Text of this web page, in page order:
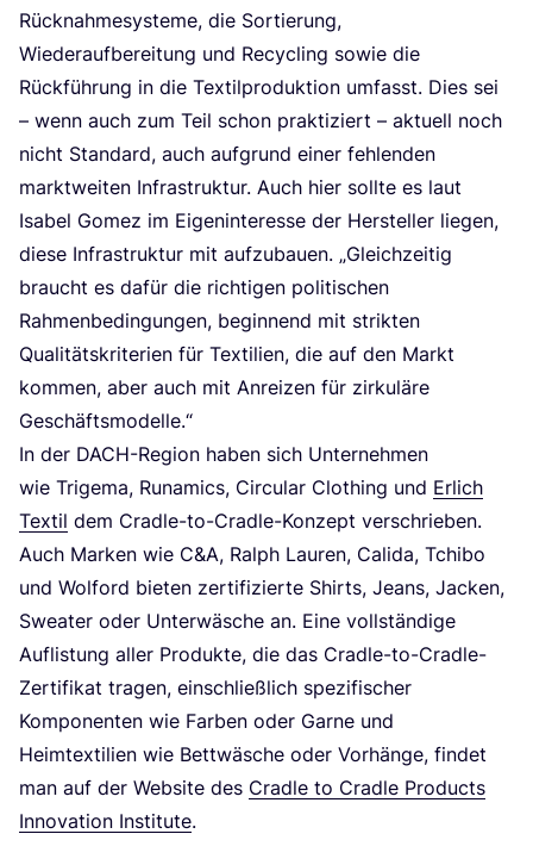
Rück­nah­me­sys­te­me, die Sor­tie­rung,
Wie­der­auf­be­rei­tung und Recy­cling sowie die
Rück­füh­rung in die Tex­til­pro­duk­ti­on umfasst. Dies sei
– wenn auch zum Teil schon prak­ti­ziert – aktu­ell noch
nicht Stan­dard, auch auf­grund einer feh­len­den
markt­wei­ten Infra­struk­tur. Auch hier soll­te es laut
Isa­bel Gomez im Eigen­in­ter­es­se der Her­stel­ler lie­gen,
die­se Infra­struk­tur mit auf­zu­bau­en. „Gleich­zei­tig
braucht es dafür die rich­ti­gen poli­ti­schen
Rah­men­be­din­gun­gen, begin­nend mit strik­ten
Qua­li­täts­kri­te­ri­en für Tex­ti­li­en, die auf den Markt
kom­men, aber auch mit Anrei­zen für zir­ku­lä­re
Geschäftsmodelle.“
In der DACH-Regi­on haben sich Unter­neh­men
wie Tri­gema, Runa­mics, Cir­cu­lar Clot­hing und Erlich
Tex­til dem Crad­le-to-Crad­le-Kon­zept ver­schrie­ben.
Auch Mar­ken wie C&A, Ralph Lau­ren, Cali­da, Tchi­bo
und Wol­ford bie­ten zer­ti­fi­zier­te Shirts, Jeans, Jacken,
Swea­ter oder Unter­wä­sche an. Eine voll­stän­di­ge
Auf­lis­tung aller Pro­duk­te, die das Crad­le-to-Crad­le-
Zer­ti­fi­kat tra­gen, ein­schließ­lich spe­zi­fi­scher
Kom­po­nen­ten wie Far­ben oder Gar­ne und
Heim­tex­ti­li­en wie Bett­wä­sche oder Vor­hän­ge, fin­det
man auf der Web­site des Crad­le to Crad­le Pro­ducts
Inno­va­ti­on Insti­tu­te.